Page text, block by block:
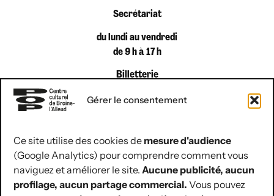
Gérer le consentement
Ce site utilise des cookies de mesure d'audience
(Google Analytics) pour comprendre comment vous
naviguez et améliorer le site. Aucune publicité, aucun
profilage, aucun partage commercial. Vous pouvez
Secrétariat
du lundi au vendredi
de 9 h à 17 h
Billetterie
du lundi au vendredi
coordonnées de contact
Rue Jules Hans 10
1420 Braine-l’Alleud